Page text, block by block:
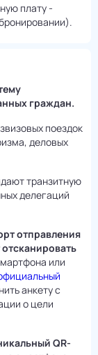
плату -
граждан.
поездок
деловых
транзитную
делегаций
отправления
или
анкету с
о цели
QR-